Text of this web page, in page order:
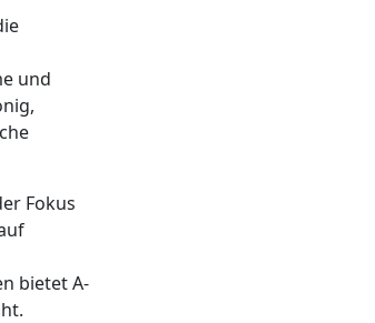
und
Fokus
bietet A-